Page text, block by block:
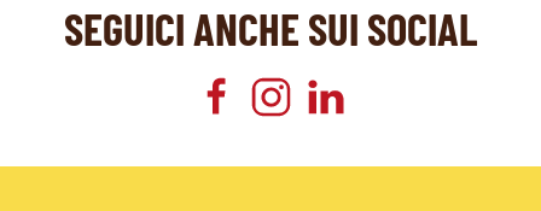
SEGUICI ANCHE SUI SOCIAL